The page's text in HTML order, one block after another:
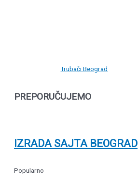
Trubači Beograd
PREPORUČUJEMO
IZRADA SAJTA BEOGRAD
Popularno